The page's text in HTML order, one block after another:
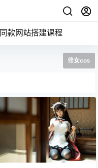
同款网站搭建课程
修女cos